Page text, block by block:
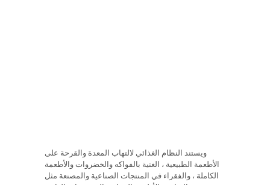
ويستند النظام الغذائي لالتهاب المعدة والقرحة على
الأطعمة الطبيعية ، الغنية بالفواكه والخضروات والأطعمة
الكاملة ، والفقراء في المنتجات الصناعية والمصنعة مثل